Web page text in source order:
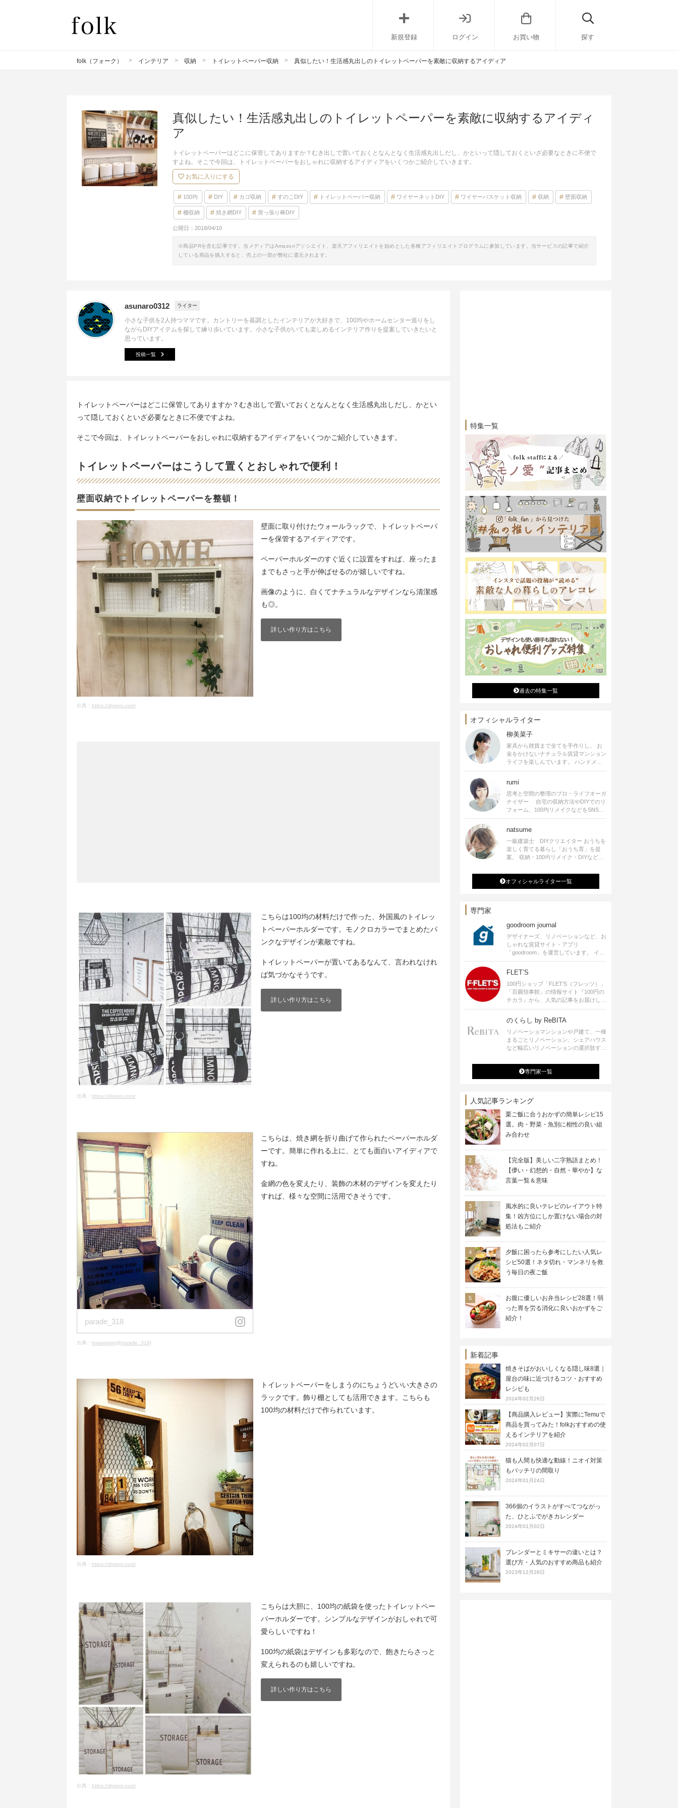
新規登録 ログイン お買い物 探す
folk（フォーク） インテリア 収納 トイレットペーパー収納 真似したい！生活感丸出しのトイレットペーパーを素敵に収納するアイディア
真似したい！生活感丸出しのトイレットペーパーを素敵に収納するアイディ
ア
トイレットペーパーはどこに保管してありますか？むき出しで置いておくとなんとなく生活感丸出しだし、かといって隠しておくといざ必要なときに不便で
すよね。そこで今回は、トイレットペーパーをおしゃれに収納するアイディアをいくつかご紹介していきます。
お気に入りにする
100均 DIY カゴ収納 すのこDIY トイレットペーパー収納 ワイヤーネットDIY ワイヤーバスケット収納 収納 壁面収納
棚収納 焼き網DIY 突っ張り棒DIY
公開日： 2018/04/10
※商品PRを含む記事です。当メディアはAmazonアソシエイト、楽天アフィリエイトを始めとした各種アフィリエイトプログラムに参加しています。当サービスの記事で紹介
している商品を購入すると、売上の一部が弊社に還元されます。
asunaro0312 ライター
小さな子供を2人持つママです。カントリーを基調としたインテリアが大好きで、100均やホームセンター巡りをし
ながらDIYアイテムを探して練り歩いています。小さな子供がいても楽しめるインテリア作りを提案していきたいと
思っています。
投稿一覧
トイレットペーパーはどこに保管してありますか？むき出しで置いておくとなんとなく生活感丸出しだし、かとい
って隠しておくといざ必要なときに不便ですよね。
そこで今回は、トイレットペーパーをおしゃれに収納するアイディアをいくつかご紹介していきます。
トイレットペーパーはこうして置くとおしゃれで便利！
壁面収納でトイレットペーパーを整頓！
出典： https://diyrepi.com/
壁面に取り付けたウォールラックで、トイレットペーパ
ーを保管するアイディアです。
ペーパーホルダーのすぐ近くに設置をすれば、座ったま
までもさっと手が伸ばせるのが嬉しいですね。
画像のように、白くてナチュラルなデザインなら清潔感
も◎。
詳しい作り方はこちら
出典： https://diyrepi.com/
こちらは100均の材料だけで作った、外国風のトイレッ
トペーパーホルダーです。モノクロカラーでまとめたパ
ンクなデザインが素敵ですね。
トイレットペーパーが置いてあるなんて、言われなけれ
ば気づかなそうです。
詳しい作り方はこちら
parade_318
出典： instagram(@parade_318)
こちらは、焼き網を折り曲げて作られたペーパーホルダ
ーです。簡単に作れる上に、とても面白いアイディアで
すね。
金網の色を変えたり、装飾の木材のデザインを変えたり
すれば、様々な空間に活用できそうです。
出典： https://diyrepi.com/
トイレットペーパーをしまうのにちょうどいい大きさの
ラックです。飾り棚としても活用できます。こちらも
100均の材料だけで作られています。
出典： https://diyrepi.com/
こちらは大胆に、100均の紙袋を使ったトイレットペー
パーホルダーです。シンプルなデザインがおしゃれで可
愛らしいですね！
100均の紙袋はデザインも多彩なので、飽きたらさっと
変えられるのも嬉しいですね。
詳しい作り方はこちら
特集一覧
過去の特集一覧
オフィシャルライター
柳美菜子
家具から雑貨まで全てを手作りし、 お
金をかけないナチュラル賃貸マンション
ライフを楽しんでいます。 ハンドメイ
ド雑貨やインテリアに関する著書も出
ます。
rumi
思考と空間の整理のプロ・ライフオーガ
ナイザー 自宅の収納方法やDIYでのリ
フォーム、100均リメイクなどをSNSで
公開中。 収納やリメイク、インテリア
シピ提供、店舗プロデュース 2016年９
月に宝島社より【Rumiのおうち時間を
楽しむインテリア】を出版しました。
natsume
一級建築士 DIYクリエイター おうちを
楽しく育てる暮らし「おうち育」を提
案。 収納・100均リメイク・DIYなどお
発信中。 著書 なつめさんちの新しい
のになつかしいアンティークな部屋つく
り 雑誌掲載・TV出演・コラム執筆・
オフィシャルライター一覧
専門家
goodroom journal
デザイナーズ、リノベーションなど、お
しゃれな賃貸サイト・アプリ
「goodroom」を運営しています。 イン
テリアや、ひとり暮らし、ふたり暮らし
のアイディアなど、賃貸でも自分らしい
暮らしを楽しむためのヒントをお届けし
ます。
FLET’S
100円ショップ「FLET’S（フレッツ）」
「百圓領事館」の情報サイト『100円の
チカラ』から、人気の記事をお届けしま
す。
のくらし by ReBITA
リノベーショマンションや戸建て、一棟
まるごとリノベーション、シェアハウス
など幅広いリノベーションの選択肢すべ
ジ・シェアスペースなど、「住む」だけ
ではなく「働く」「遊ぶ」「学ぶ」「旅
する」といった領域でも、暮らしや生き
専門家一覧
人気記事ランキング
栗ご飯に合うおかずの簡単レシピ15
選。肉・野菜・魚別に相性の良い組
み合わせ
【完全版】美しい二字熟語まとめ！
【儚い・幻想的・自然・華やか】な
言葉一覧＆意味
風水的に良いテレビのレイアウト特
集！凶方位にしか置けない場合の対
処法もご紹介
夕飯に困ったら参考にしたい人気レ
シピ50選！ネタ切れ・マンネリを救
う毎日の夜ご飯
お腹に優しいお弁当レシピ28選！弱
った胃を労る消化に良いおかずをご
紹介！
新着記事
焼きそばがおいしくなる隠し味8選｜
屋台の味に近づけるコツ・おすすめ
レシピも
2024年02月26日
【商品購入レビュー】実際にTemuで
商品を買ってみた！folkおすすめの使
えるインテリアを紹介
2024年02月07日
猫も人間も快適な動線！ニオイ対策
もバッチリの間取り
2024年01月24日
366個のイラストがすべてつながっ
た、ひとふでがきカレンダー
2024年01月02日
ブレンダーとミキサーの違いとは？
選び方・人気のおすすめ商品も紹介
2023年12月28日